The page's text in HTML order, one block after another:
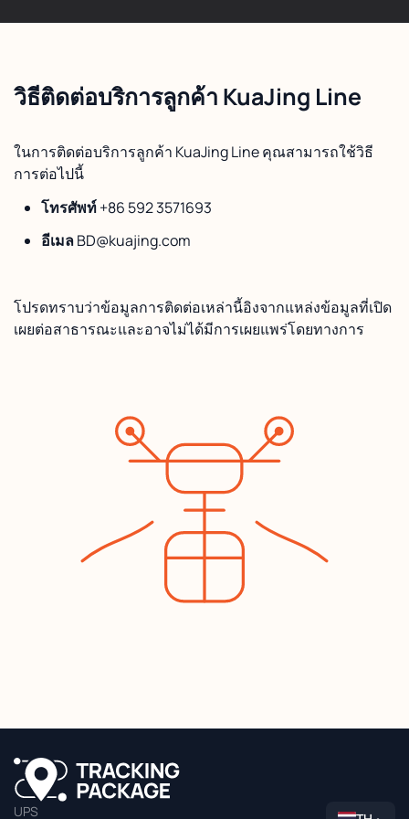
วิธีติดต่อบริการลูกค้า KuaJing Line
ในการติดต่อบริการลูกค้า KuaJing Line คุณสามารถใช้วิธี
การต่อไปนี้
โทรศัพท์+86 592 3571693
อีเมลBD@kuajing.com
โปรดทราบว่าข้อมูลการติดต่อเหล่านี้อิงจากแหล่งข้อมูลที่เปิด
เผยต่อสาธารณะและอาจไม่ได้มีการเผยแพร่โดยทางการ
UPS